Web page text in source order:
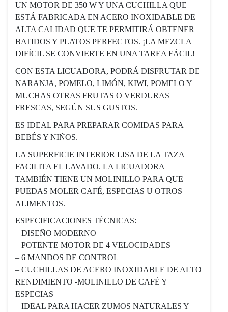
UN MOTOR DE 350 W Y UNA CUCHILLA QUE
ESTÁ FABRICADA EN ACERO INOXIDABLE DE
ALTA CALIDAD QUE TE PERMITIRÁ OBTENER
BATIDOS Y PLATOS PERFECTOS. ¡LA MEZCLA
DIFÍCIL SE CONVIERTE EN UNA TAREA FÁCIL!
CON ESTA LICUADORA, PODRÁ DISFRUTAR DE
NARANJA, POMELO, LIMÓN, KIWI, POMELO Y
MUCHAS OTRAS FRUTAS O VERDURAS
FRESCAS, SEGÚN SUS GUSTOS.
ES IDEAL PARA PREPARAR COMIDAS PARA
BEBÉS Y NIÑOS.
LA SUPERFICIE INTERIOR LISA DE LA TAZA
FACILITA EL LAVADO. LA LICUADORA
TAMBIÉN TIENE UN MOLINILLO PARA QUE
PUEDAS MOLER CAFÉ, ESPECIAS U OTROS
ALIMENTOS.
ESPECIFICACIONES TÉCNICAS:
– DISEÑO MODERNO
– POTENTE MOTOR DE 4 VELOCIDADES
– 6 MANDOS DE CONTROL
– CUCHILLAS DE ACERO INOXIDABLE DE ALTO
RENDIMIENTO -MOLINILLO DE CAFÉ Y
ESPECIAS
– IDEAL PARA HACER ZUMOS NATURALES Y